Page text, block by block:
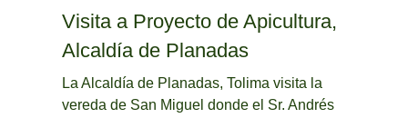
Visita a Proyecto de Apicultura,
Alcaldía de Planadas
La Alcaldía de Planadas, Tolima visita la
vereda de San Miguel donde el Sr. Andrés